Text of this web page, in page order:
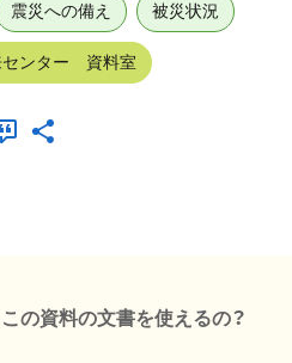
震災への備え 被災状況
センター 資料室
の資料の文書を使えるの？